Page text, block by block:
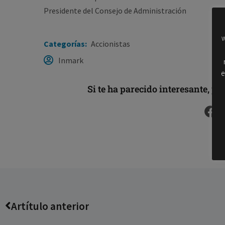
Presidente del Consejo de Administración
Categorías: Accionistas
Inmark
Si te ha parecido interesante,
Artítulo anterior